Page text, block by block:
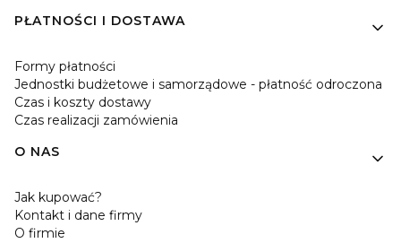
PŁATNOŚCI I DOSTAWA
Formy płatności
Jednostki budżetowe i samorządowe - płatność odroczona
Czas i koszty dostawy
Czas realizacji zamówienia
O NAS
Jak kupować?
Kontakt i dane firmy
O firmie